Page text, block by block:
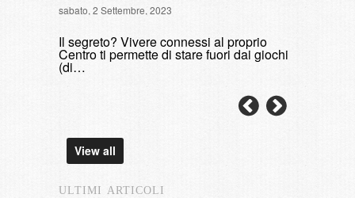
sabato, 2 Settembre, 2023
Il segreto? Vivere connessi al proprio
Centro ti permette di stare fuori dai giochi
(di…
View all
ULTIMI ARTICOLI